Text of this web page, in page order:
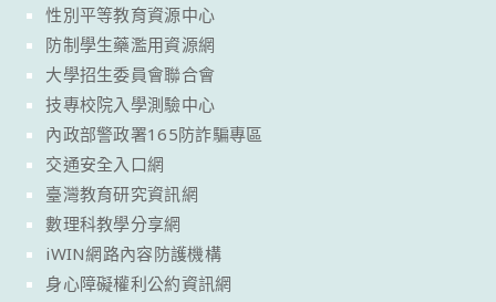
性別平等教育資源中心
防制學生藥濫用資源網
大學招生委員會聯合會
技專校院入學測驗中心
內政部警政署165防詐騙專區
交通安全入口網
臺灣教育研究資訊網
數理科教學分享網
iWIN網路內容防護機構
身心障礙權利公約資訊網